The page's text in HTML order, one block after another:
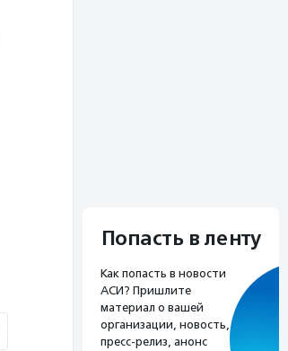
Попасть в ленту
Как попасть в новости
АСИ? Пришлите
материал о вашей
организации, новость,
пресс-релиз, анонс